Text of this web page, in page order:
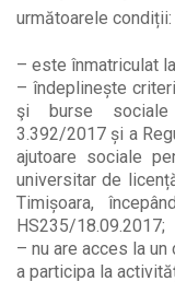
următoarele condiții:
– este înmatriculat
– îndeplinește
şi burse sociale
3.392/2017 și a
ajutoare sociale
universitar de
Timișoara,
HS235/18.09.2017;
– nu are acces la
a participa la